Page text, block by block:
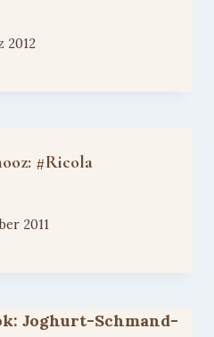
2012
#Ricola
2011